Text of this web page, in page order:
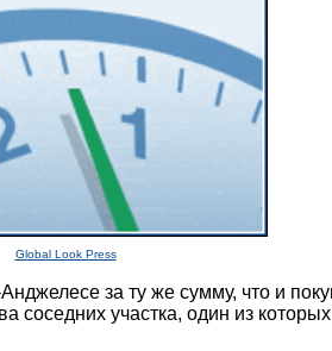
Global Look Press
за ту же сумму, что и
соседних участка, один из